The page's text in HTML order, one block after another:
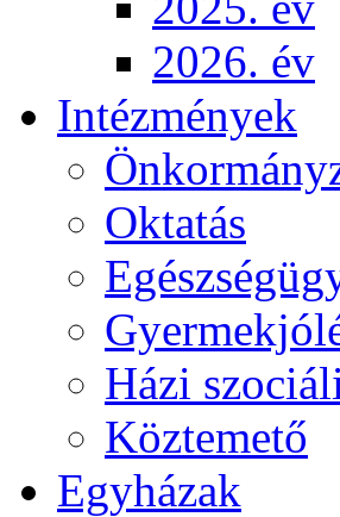
2026. év
Intézmények
Oktatás
Házi
Köztemető
Egyházak